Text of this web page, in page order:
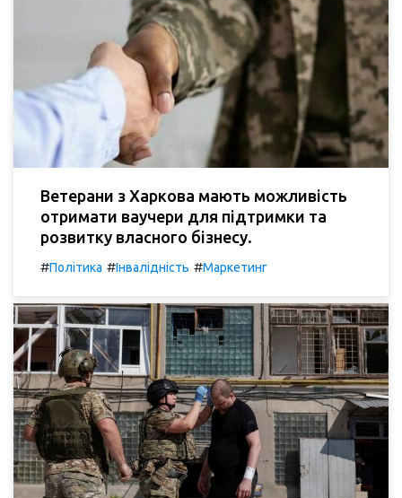
Ветерани з Харкова мають можливість
отримати ваучери для підтримки та
розвитку власного бізнесу.
#Політика #Інвалідність #Маркетинг